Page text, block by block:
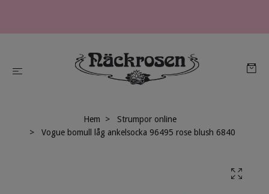
Hem
Strumpor online
Vogue bomull låg ankelsocka 96495 rose blush 6840